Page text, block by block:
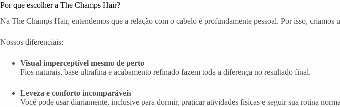
Por que escolher a The Champs Hair?
Na The Champs Hair, entendemos que a relação com o cabelo é profundamente pessoal. Por isso,
Nossos diferenciais:
Visual imperceptível mesmo de perto
Fios naturais, base ultrafina e acabamento refinado fazem toda a diferença no resultado final.
Leveza e conforto incomparáveis
Você pode usar diariamente, inclusive para dormir, praticar atividades físicas e seguir sua rotina